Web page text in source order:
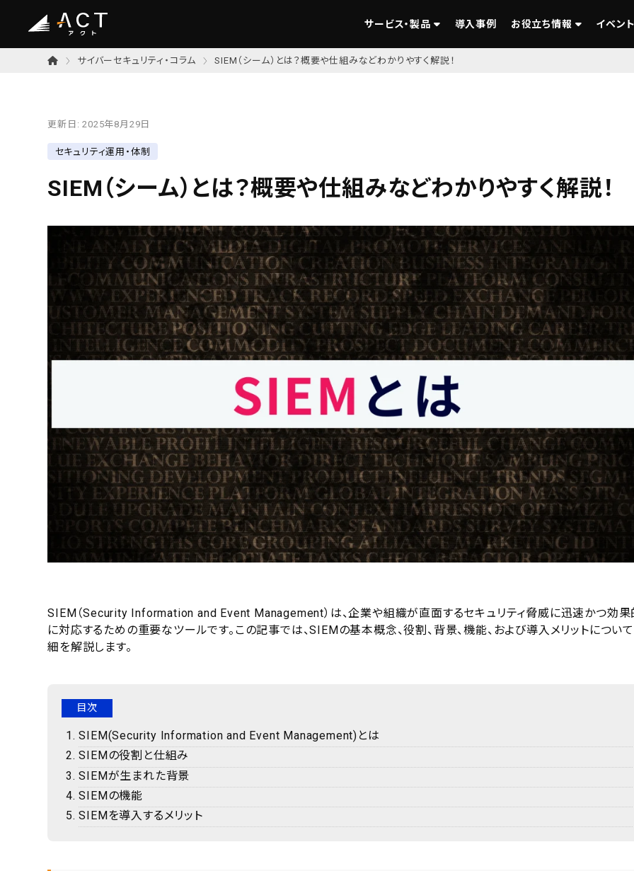
サービス・製品 導入事例 お役立ち情報 イベン
サイバーセキュリティ・コラム SIEM（シーム）とは？概要や仕組みなどわかりやすく解説！
更新日:2025年8月29日
セキュリティ運用・体制
SIEM（シーム）とは？概要や仕組みなどわかりやすく解説！
SIEM（Security Information and Event Management）は、企業や組織が直面するセキュリティ脅威に迅速かつ効果
に対応するための重要なツールです。この記事では、SIEMの基本概念、役割、背景、機能、および導入メリットについ
細を解説します。
目次
SIEM(Security Information and Event Management)とは
SIEMの役割と仕組み
SIEMが生まれた背景
SIEMの機能
SIEMを導入するメリット